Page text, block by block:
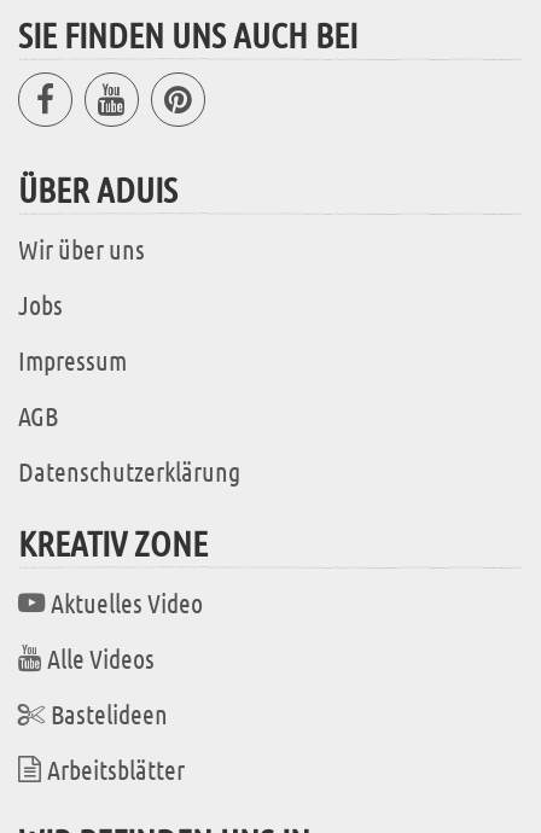
SIE FINDEN UNS AUCH BEI
ÜBER ADUIS
Wir über uns
Jobs
Impressum
AGB
Datenschutzerklärung
KREATIV ZONE
Aktuelles Video
Alle Videos
Bastelideen
Arbeitsblätter